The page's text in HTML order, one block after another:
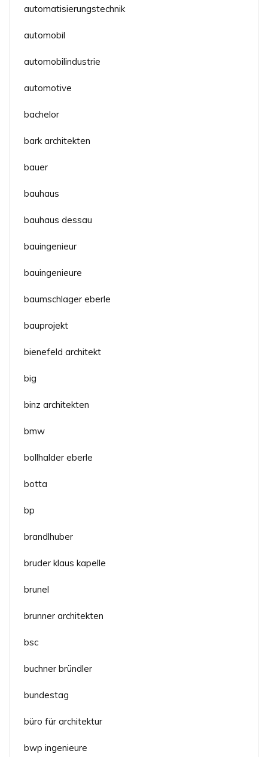
automatisierungstechnik
automobil
automobilindustrie
automotive
bachelor
bark architekten
bauer
bauhaus
bauhaus dessau
bauingenieur
bauingenieure
baumschlager eberle
bauprojekt
bienefeld architekt
big
binz architekten
bmw
bollhalder eberle
botta
bp
brandlhuber
bruder klaus kapelle
brunel
brunner architekten
bsc
buchner bründler
bundestag
büro für architektur
bwp ingenieure